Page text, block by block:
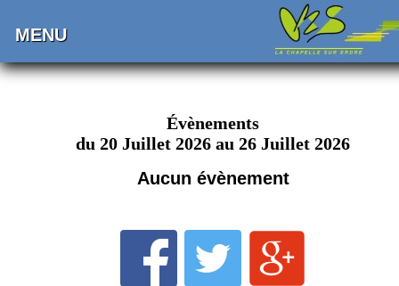
MENU
Évènements
du 20 Juillet 2026 au 26 Juillet 2026
Aucun évènement